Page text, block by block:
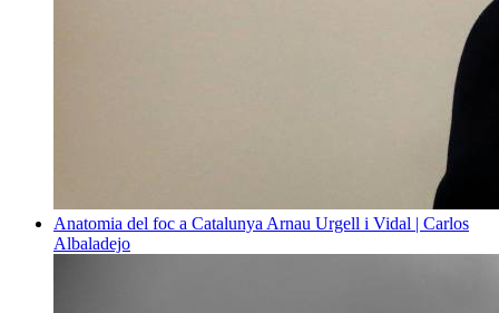
Anatomia del foc a Catalunya Arnau Urgell i Vidal | Carlos
Albaladejo